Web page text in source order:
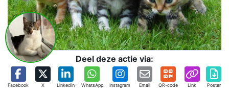
Deel deze actie via:
Facebook X Linkedin WhatsApp Instagram Email QR-code Link Poster